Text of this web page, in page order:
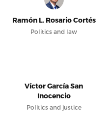
Ramón L. Rosario Cortés
Politics and law
Víctor García San
Inocencio
Politics and justice